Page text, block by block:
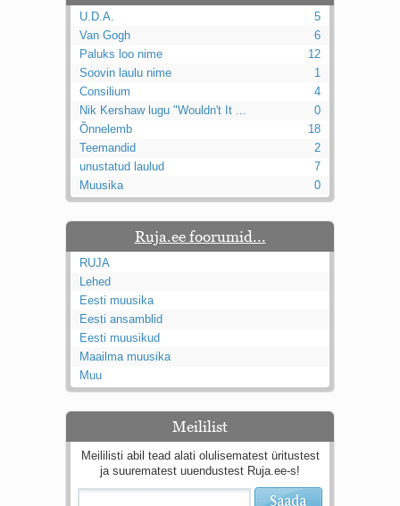
U.D.A.
5
Van Gogh
6
Paluks loo nime
12
Soovin laulu nime
1
Consilium
4
Nik Kershaw lugu "Wouldn't It ...
0
Õnnelemb
18
Teemandid
2
unustatud laulud
7
Muusika
0
Ruja.ee foorumid...
RUJA
Lehed
Eesti muusika
Eesti ansamblid
Eesti muusikud
Maailma muusika
Muu
Meililist
Meililisti abil tead alati olulisematest üritustest
ja suurematest uuendustest Ruja.ee-s!